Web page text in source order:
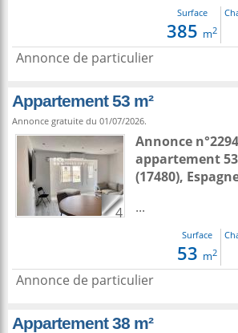
Surface
385 m2
Annonce de particulier
Appartement 53 m²
Annonce gratuite du 01/07/2026.
4
Annonce
appartement
(17480),
...
Surface
53 m2
Annonce de particulier
Appartement 38 m²